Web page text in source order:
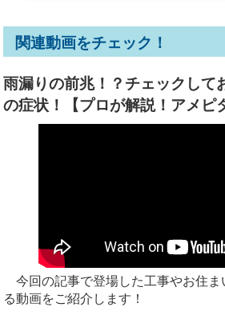
関連動画をチェック！
雨漏りの前兆！？チェックして
の症状！【プロが解説！アメピ
今回の記事で登場した工事やお住ま
る動画をご紹介します！